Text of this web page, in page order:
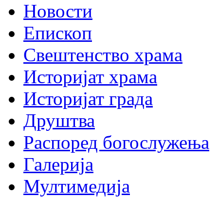
Новости
Епископ
Свештенство храма
Историјат храма
Историјат града
Друштва
Распоред богослужења
Галерија
Мултимедија